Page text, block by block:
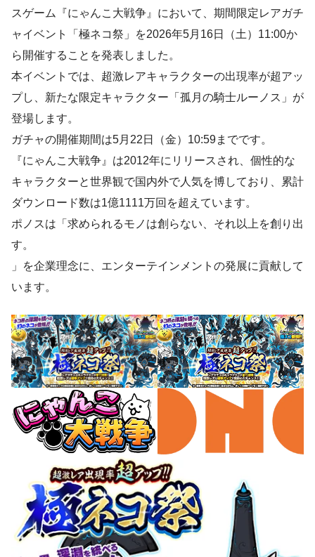
スゲーム『にゃんこ大戦争』において、期間限定レアガチ
ャイベント「極ネコ祭」を2026年5月16日（土）11:00か
ら開催することを発表しました。
本イベントでは、超激レアキャラクターの出現率が超アッ
プし、新たな限定キャラクター「孤月の騎士ルーノス」が
登場します。
ガチャの開催期間は5月22日（金）10:59までです。
『にゃんこ大戦争』は2012年にリリースされ、個性的な
キャラクターと世界観で国内外で人気を博しており、累計
ダウンロード数は1億1111万回を超えています。
ポノスは「求められるモノは創らない、それ以上を創り出
す。
」を企業理念に、エンターテインメントの発展に貢献して
います。